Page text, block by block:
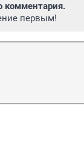
комментария.
первым!